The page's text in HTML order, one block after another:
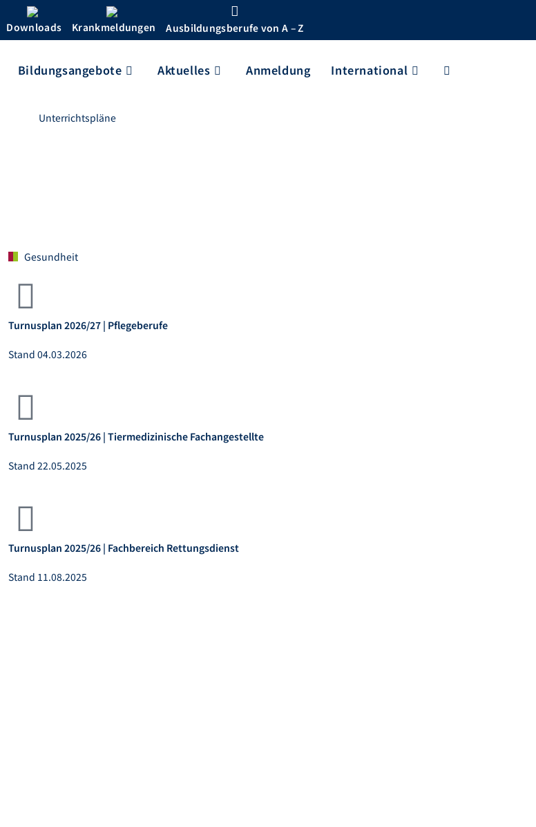
Downloads Krankmeldungen Ausbildungsberufe von A – Z
Bildungsangebote Aktuelles Anmeldung International
Gesundheit
Turnusplan 2026/27 | Pflegeberufe
Stand 04.03.2026
Turnusplan 2025/26 | Tiermedizinische Fachangestellte
Stand 22.05.2025
Turnusplan 2025/26 | Fachbereich Rettungsdienst
Stand 11.08.2025